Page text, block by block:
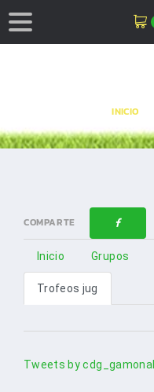
INICIO
COMPARTE
Inicio Grupos
Trofeos jug
Tweets by cdg_gamonal